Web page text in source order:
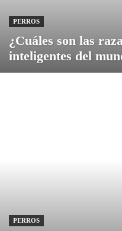
PERROS
¿Cuáles son las
inteligentes del
PERROS